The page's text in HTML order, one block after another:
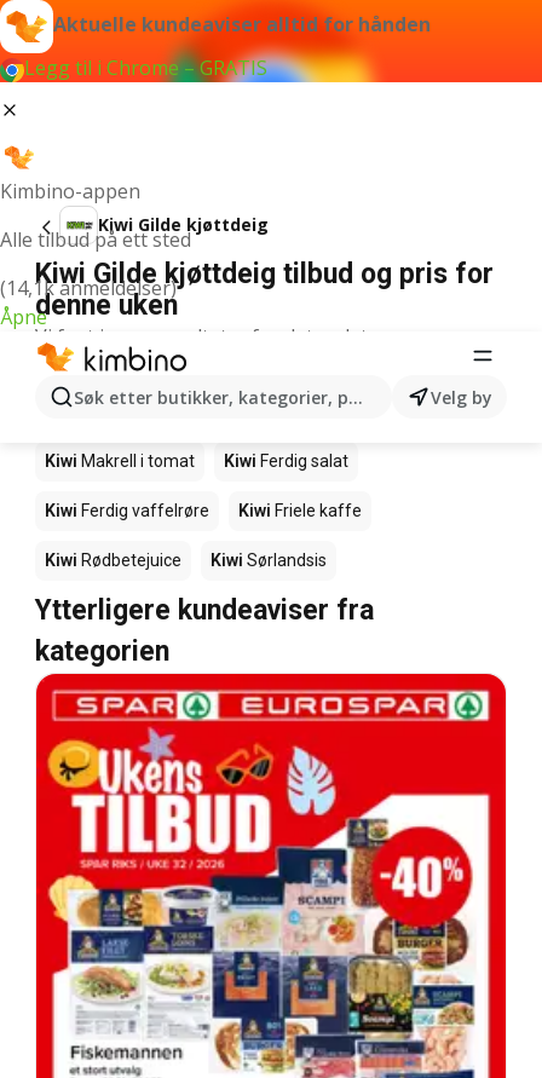
Aktuelle kundeaviser alltid for hånden
Legg til i Chrome – GRATIS
Kimbino-appen
Alle tilbud på ett sted
(14,1k anmeldelser)
Åpne
Søk etter butikker, kategorier, produkter...Velg by
Kiwi Gilde kjøttdeig
Kiwi Gilde kjøttdeig tilbud og pris for
denne uken
Vi fant ingen resultater for det ordet.
Andre produkter i butikkene Kiwi
Kiwi Fårikålkjøtt
Kiwi Makrell i tomat Kiwi Ferdig salat
Kiwi Ferdig vaffelrøre Kiwi Friele kaffe
Kiwi Rødbetejuice Kiwi Sørlandsis
Ytterligere kundeaviser fra
kategorien